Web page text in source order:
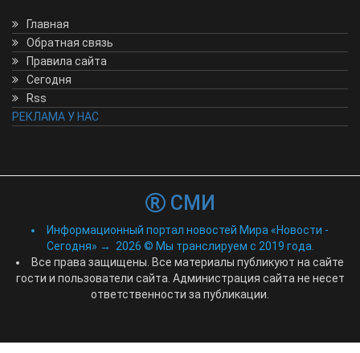
Главная
Обратная связь
Правила сайта
Сегодня
Rss
РЕКЛАМА У НАС
СМИ
Информационный портал новостей Мира «Новости -
Сегодня» → 2026 © Мы транслируем с 2019 года.
Все права защищены. Все материалы публикуют на сайте
гости и пользователи сайта. Администрация сайта не несет
ответственности за публикации.